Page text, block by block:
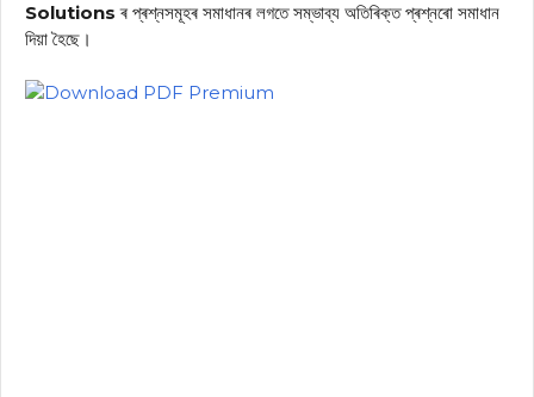
Solutionsৰ প্ৰশ্নসমূহৰ সমাধানৰ লগতে সম্ভাব্য অতিৰিক্ত প্ৰশ্নৰো সমাধান
দিয়া হৈছে।